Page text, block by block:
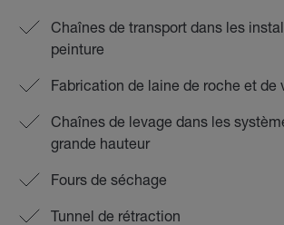
Chaînes de transport dans les
peinture
Fabrication de laine de roche et de
Chaînes de levage dans les
grande hauteur
Fours de séchage
Tunnel de rétraction